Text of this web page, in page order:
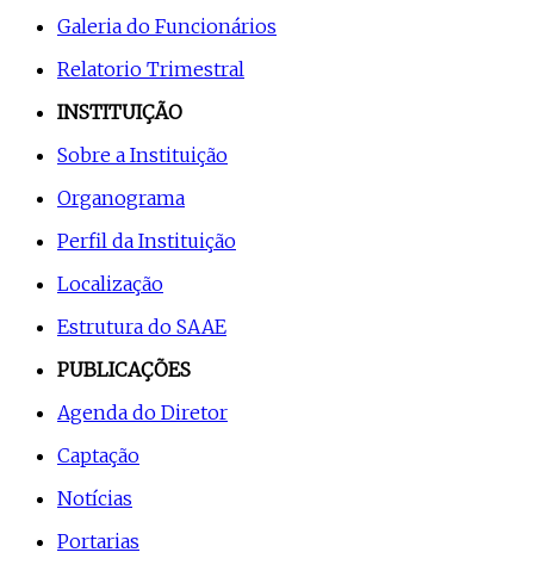
Galeria do Funcionários
Relatorio Trimestral
INSTITUIÇÃO
Sobre a Instituição
Organograma
Perfil da Instituição
Localização
Estrutura do SAAE
PUBLICAÇÕES
Agenda do Diretor
Captação
Notícias
Portarias